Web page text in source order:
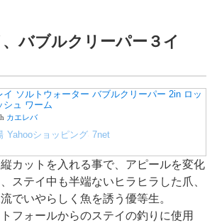
バブルクリーパー３イ
イ ソルトウォーター バブルクリーパー 2in ロッ
シュ ワーム
カエレバ
Yahooショッピング 7net
カットを入れる事で、アピールを変化
ステイ中も半端ないヒラヒラした爪、
でいやらしく魚を誘う優等生。
フォールからのステイの釣りに使用